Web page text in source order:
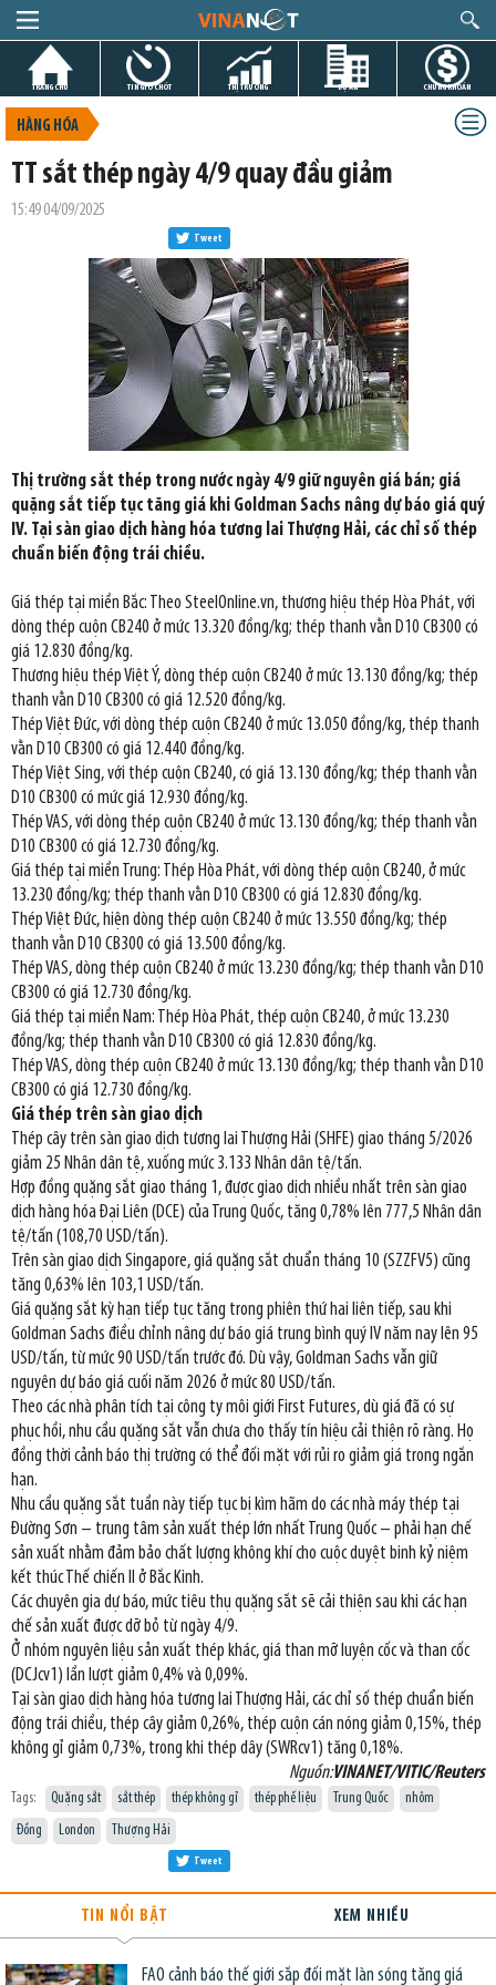
TRANG CHỦ TIN GIỜ CHÓT THỊ TRƯỜNG DỰ ÁN CHỨNG KHOÁN
HÀNG HÓA
TT sắt thép ngày 4/9 quay đầu giảm
15:49 04/09/2025
Tweet
Thị trường sắt thép trong nước ngày 4/9 giữ nguyên giá bán; giá
quặng sắt tiếp tục tăng giá khi Goldman Sachs nâng dự báo giá quý
IV. Tại sàn giao dịch hàng hóa tương lai Thượng Hải, các chỉ số thép
chuẩn biến động trái chiều.
Giá thép tại miền Bắc: Theo SteelOnline.vn, thương hiệu thép Hòa Phát, với
dòng thép cuộn CB240 ở mức 13.320 đồng/kg; thép thanh vằn D10 CB300 có
giá 12.830 đồng/kg.
Thương hiệu thép Việt Ý, dòng thép cuộn CB240 ở mức 13.130 đồng/kg; thép
thanh vằn D10 CB300 có giá 12.520 đồng/kg.
Thép Việt Đức, với dòng thép cuộn CB240 ở mức 13.050 đồng/kg, thép thanh
vằn D10 CB300 có giá 12.440 đồng/kg.
Thép Việt Sing, với thép cuộn CB240, có giá 13.130 đồng/kg; thép thanh vằn
D10 CB300 có mức giá 12.930 đồng/kg.
Thép VAS, với dòng thép cuộn CB240 ở mức 13.130 đồng/kg; thép thanh vằn
D10 CB300 có giá 12.730 đồng/kg.
Giá thép tại miền Trung: Thép Hòa Phát, với dòng thép cuộn CB240, ở mức
13.230 đồng/kg; thép thanh vằn D10 CB300 có giá 12.830 đồng/kg.
Thép Việt Đức, hiện dòng thép cuộn CB240 ở mức 13.550 đồng/kg; thép
thanh vằn D10 CB300 có giá 13.500 đồng/kg.
Thép VAS, dòng thép cuộn CB240 ở mức 13.230 đồng/kg; thép thanh vằn D10
CB300 có giá 12.730 đồng/kg.
Giá thép tại miền Nam: Thép Hòa Phát, thép cuộn CB240, ở mức 13.230
đồng/kg; thép thanh vằn D10 CB300 có giá 12.830 đồng/kg.
Thép VAS, dòng thép cuộn CB240 ở mức 13.130 đồng/kg; thép thanh vằn D10
CB300 có giá 12.730 đồng/kg.
Giá thép trên sàn giao dịch
Thép cây trên sàn giao dịch tương lai Thượng Hải (SHFE) giao tháng 5/2026
giảm 25 Nhân dân tệ, xuống mức 3.133 Nhân dân tệ/tấn.
Hợp đồng quặng sắt giao tháng 1, được giao dịch nhiều nhất trên sàn giao
dịch hàng hóa Đại Liên (DCE) của Trung Quốc, tăng 0,78% lên 777,5 Nhân dân
tệ/tấn (108,70 USD/tấn).
Trên sàn giao dịch Singapore, giá quặng sắt chuẩn tháng 10 (SZZFV5) cũng
tăng 0,63% lên 103,1 USD/tấn.
Giá quặng sắt kỳ hạn tiếp tục tăng trong phiên thứ hai liên tiếp, sau khi
Goldman Sachs điều chỉnh nâng dự báo giá trung bình quý IV năm nay lên 95
USD/tấn, từ mức 90 USD/tấn trước đó. Dù vậy, Goldman Sachs vẫn giữ
nguyên dự báo giá cuối năm 2026 ở mức 80 USD/tấn.
Theo các nhà phân tích tại công ty môi giới First Futures, dù giá đã có sự
phục hồi, nhu cầu quặng sắt vẫn chưa cho thấy tín hiệu cải thiện rõ ràng. Họ
đồng thời cảnh báo thị trường có thể đối mặt với rủi ro giảm giá trong ngắn
hạn.
Nhu cầu quặng sắt tuần này tiếp tục bị kìm hãm do các nhà máy thép tại
Đường Sơn – trung tâm sản xuất thép lớn nhất Trung Quốc – phải hạn chế
sản xuất nhằm đảm bảo chất lượng không khí cho cuộc duyệt binh kỷ niệm
kết thúc Thế chiến II ở Bắc Kinh.
Các chuyên gia dự báo, mức tiêu thụ quặng sắt sẽ cải thiện sau khi các hạn
chế sản xuất được dỡ bỏ từ ngày 4/9.
Ở nhóm nguyên liệu sản xuất thép khác, giá than mỡ luyện cốc và than cốc
(DCJcv1) lần lượt giảm 0,4% và 0,09%.
Tại sàn giao dịch hàng hóa tương lai Thượng Hải, các chỉ số thép chuẩn biến
động trái chiều, thép cây giảm 0,26%, thép cuộn cán nóng giảm 0,15%, thép
không gỉ giảm 0,73%, trong khi thép dây (SWRcv1) tăng 0,18%.
Nguồn:VINANET/VITIC/Reuters
Tags: Quặng sắt sắt thép thép không gỉ thép phế liệu Trung Quốc
nhôm
Đồng
London Thượng Hải
Tweet
TIN NỔI BẬT XEM NHIỀU
FAO cảnh báo thế giới sắp đối mặt làn sóng tăng giá